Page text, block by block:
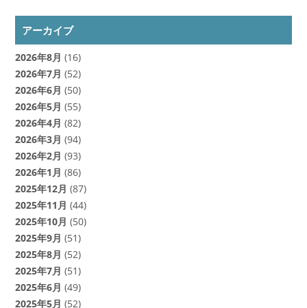
アーカイブ
2026年8月 (16)
2026年7月 (52)
2026年6月 (50)
2026年5月 (55)
2026年4月 (82)
2026年3月 (94)
2026年2月 (93)
2026年1月 (86)
2025年12月 (87)
2025年11月 (44)
2025年10月 (50)
2025年9月 (51)
2025年8月 (52)
2025年7月 (51)
2025年6月 (49)
2025年5月 (52)